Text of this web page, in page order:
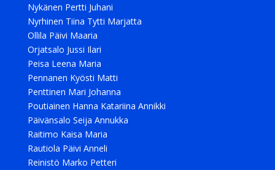
Nykänen Pertti Juhani
Nyrhinen Tiina Tytti Marjatta
Ollila Päivi Maaria
Orjatsalo Jussi Ilari
Peisa Leena Maria
Pennanen Kyösti Matti
Penttinen Mari Johanna
Poutiainen Hanna Katariina Annikki
Päivänsalo Seija Annukka
Raitimo Kaisa Maria
Rautiola Päivi Anneli
Reinistö Marko Petteri